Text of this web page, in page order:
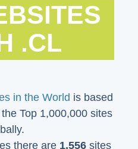
.CL
in the World is based
Top 1,000,000 sites
there are 1,556 sites